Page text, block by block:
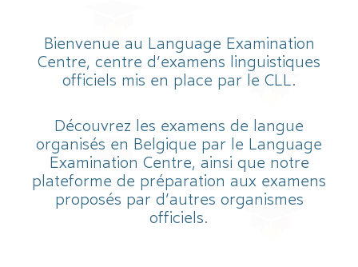
Bienvenue au Language Examination
Centre, centre d’examens linguistiques
officiels mis en place par le CLL.
Découvrez les examens de langue
organisés en Belgique par le Language
Examination Centre, ainsi que notre
plateforme de préparation aux examens
proposés par d’autres organismes
officiels.